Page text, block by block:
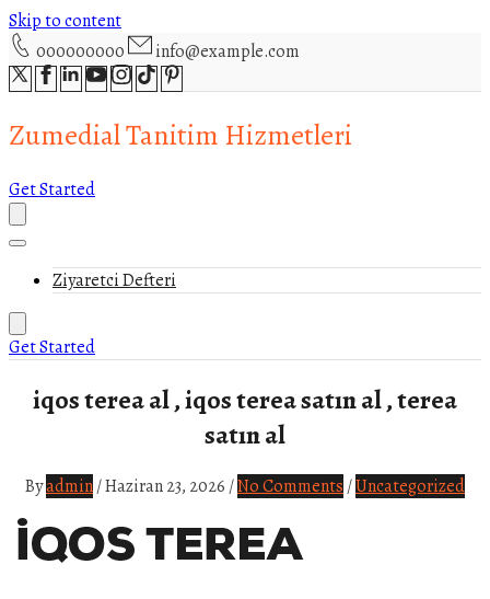
Skip to content
000000000
info@example.com
Zumedial Tanitim Hizmetleri
Get Started
Ziyaretci Defteri
Get Started
iqos terea al , iqos terea satın al , terea
satın al
Byadmin/Haziran 23, 2026 /No Comments /Uncategorized